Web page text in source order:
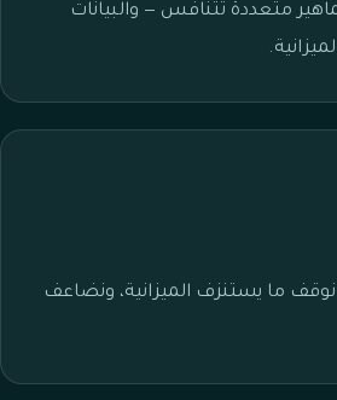
متعددة تتنافس — والبيانات
نوقف ما يستنزف الميزانية، ونضاعف